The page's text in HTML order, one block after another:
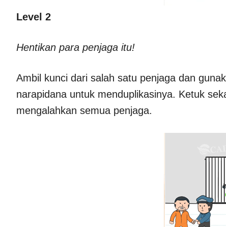
Level 2
Hentikan para penjaga itu!
Ambil kunci dari salah satu penjaga dan
narapidana untuk menduplikasinya. Ketuk
mengalahkan semua penjaga.